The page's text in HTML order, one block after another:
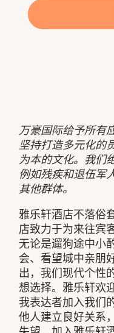
万豪国际给予所有
坚持打造多元化的
为本的文化。我们
例如残疾和退伍军
其他群体。
雅乐轩酒店不落俗
店致力于为来往宾
无论是遛狗途中小
会、看望城中亲朋
出，我们现代个性
想选择。雅乐轩欢
我表达者加入我们
他人建立良好关系